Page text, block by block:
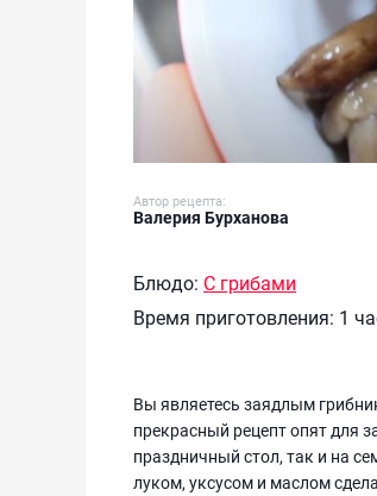
Автор рецепта:
Валерия Бурханова
Блюдо: С грибами
Время приготовления: 1
Вы являетесь заядлым
прекрасный рецепт опят для
праздничный стол, так и на
луком, уксусом и маслом